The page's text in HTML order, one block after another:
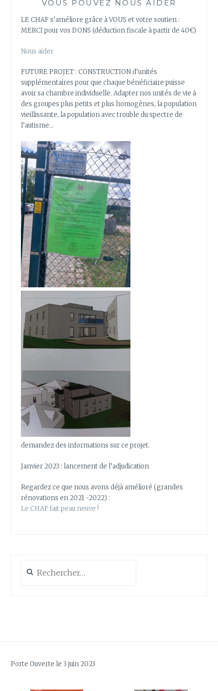
VOUS POUVEZ NOUS AIDER
LE CHAF s’améliore grâce à VOUS et votre soutien :
MERCI pour vos DONS (déduction fiscale à partir de 40€)
Nous aider
FUTURE PROJET : CONSTRUCTION d’unités
supplémentaires pour que chaque bénéficiaire puisse
avoir sa chambre individuelle. Adapter nos unités de vie à
des groupes plus petits et plus homogènes, la population
vieillissante, la population avec trouble du spectre de
l’autisme…
demandez des informations sur ce projet.
Janvier 2023 : lancement de l’adjudication
Regardez ce que nous avons déjà amélioré (grandes
rénovations en 2021 -2022) :
Le CHAF fait peau neuve !
Porte Ouverte le 3 juin 2023